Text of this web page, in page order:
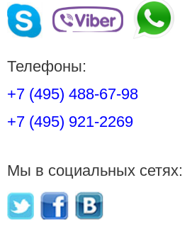
Телефоны:
+7 (495) 488-67-98
+7 (495) 921-2269
Мы в социальных сетях: